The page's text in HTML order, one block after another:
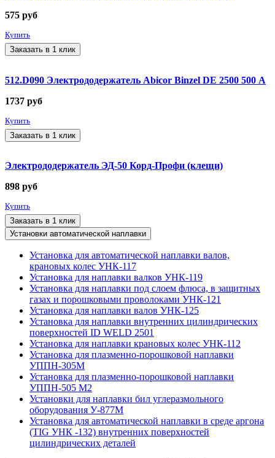
575 руб
Купить
Заказать в 1 клик
512.D090 Электрододержатель Abicor Binzel DE 2500 500 А
1737 руб
Купить
Заказать в 1 клик
Электрододержатель ЭД-50 Корд-Профи (клещи)
898 руб
Купить
Заказать в 1 клик
Установки автоматической наплавки
Установка для автоматической наплавки валов,
крановых колес УНК-117
Установка для наплавки валков УНК-119
Установка для наплавки под слоем флюса, в защитных
газах и порошковыми проволоками УНК-121
Установка для наплавки валов УНК-125
Установка для наплавки внутренних цилиндрических
поверхностей ID WELD 2501
Установка для наплавки крановых колес УНК-112
Установка для плазменно-порошковой наплавки
УППН-305М
Установка для плазменно-порошковой наплавки
УППН-505 М2
Установки для наплавки бил углеразмольного
оборудования У-877М
Установка для автоматической наплавки в среде аргона
(TIG УНК -132) внутренних поверхностей
цилиндрических деталей